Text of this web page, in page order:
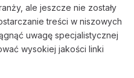
ale jeszcze nie zostały
treści w niszowych
uwagę specjalistycznej
wysokiej jakości linki